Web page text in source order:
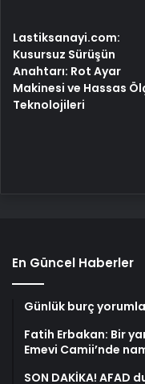
Lastiksanayi.com:
Kusursuz Sürüşün
Anahtarı: Rot Ayar
Makinesi ve Hassas
Teknolojileri
En Güncel Haberler
Günlük burç
Fatih Erbakan: Bir
Emevi Camii’nde
SON DAKİKA! AFAD